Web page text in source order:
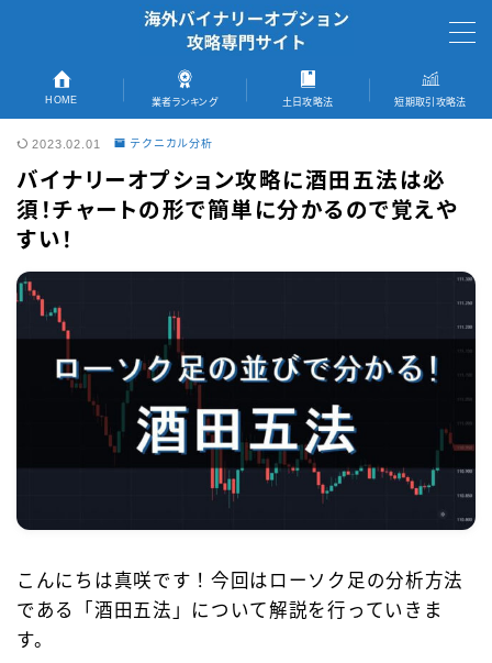
MENU
TOPページへ
短期取引完全攻略法
おすすめ業者 ランキング記事へ
ザオプション
ゼントレーダー
ブビンガバイナリー
ファイブスターズマーケッツ
初回キャッシュバック情報
HOME 業者ランキング 土日攻略法 短期取引攻略法
2023.02.01 テクニカル分析
バイナリーオプション攻略に酒田五法は必
須！チャートの形で簡単に分かるので覚えや
すい！
こんにちは真咲です！今回はローソク足の分析方法
である「酒田五法」について解説を行っていきま
す。